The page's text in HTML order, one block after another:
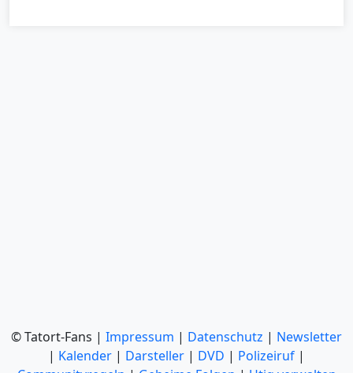
© Tatort-Fans | Impressum | Datenschutz | Newsletter
| Kalender | Darsteller | DVD | Polizeiruf |